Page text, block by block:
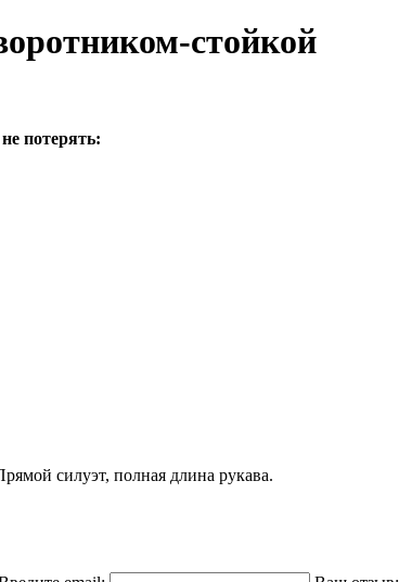
стойкой
потерять:
силуэт, полная длина рукава.